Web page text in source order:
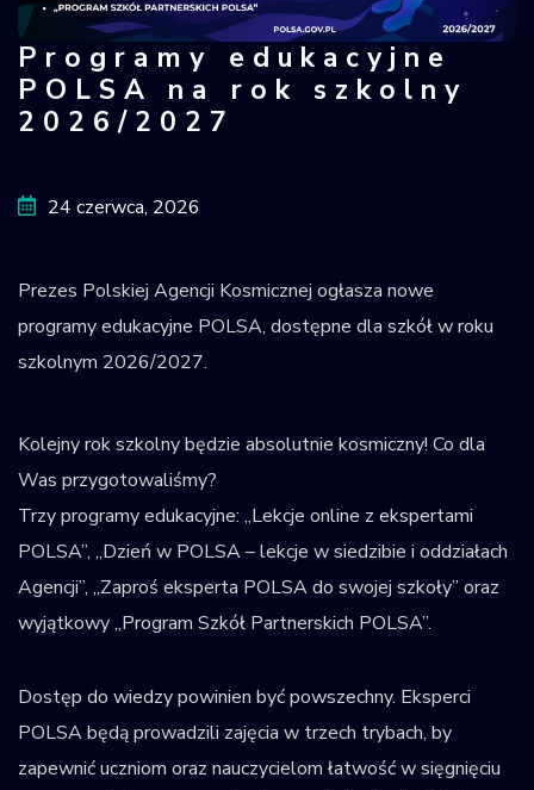
Polska w
kosmosie
Krajowy Rejestr
Kosmicznych
Programy edukacyjne POLSA na
Programy edukacyjne
POLSA na rok szkolny
2026/2027
24 czerwca, 2026
Prezes Polskiej Agencji Kosmicznej ogłasza nowe
programy edukacyjne POLSA, dostępne dla szkół w roku
szkolnym 2026/2027.
Kolejny rok szkolny będzie absolutnie kosmiczny! Co dla
Was przygotowaliśmy?
Trzy programy edukacyjne: „Lekcje online z ekspertami
POLSA”, „Dzień w POLSA – lekcje w siedzibie i oddziałach
Agencji”, „Zaproś eksperta POLSA do swojej szkoły” oraz
wyjątkowy „Program Szkół Partnerskich POLSA”.
Dostęp do wiedzy powinien być powszechny. Eksperci
POLSA będą prowadzili zajęcia w trzech trybach, by
zapewnić uczniom oraz nauczycielom łatwość w sięgnięciu